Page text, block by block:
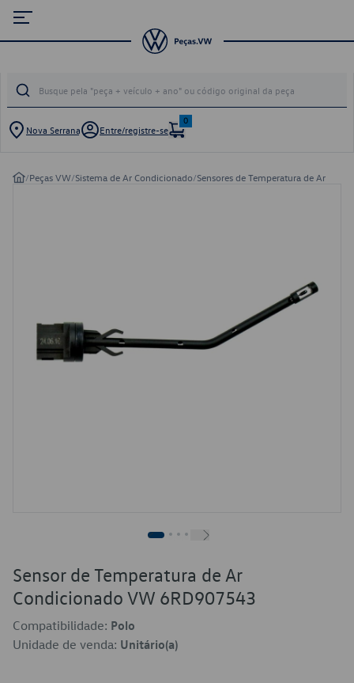
Nova Serrana Entre/registre-se
0
/Peças VW/Sistema de Ar Condicionado/Sensores de Temperatura de Ar
Sensor de Temperatura de Ar
Condicionado VW 6RD907543
Compatibilidade: Polo
Unidade de venda: Unitário(a)